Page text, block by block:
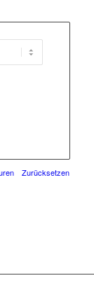
Zurücksetzen